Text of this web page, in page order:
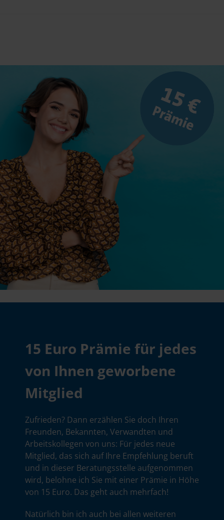
15 Euro Prämie für jedes
von Ihnen geworbene
Mitglied
Zufrieden? Dann erzählen Sie doch Ihren
Freunden, Bekannten, Verwandten und
Arbeitskollegen von uns: Für jedes neue
Mitglied, das sich auf Ihre Empfehlung beruft
und in dieser Beratungsstelle aufgenommen
wird, belohne ich Sie mit einer Prämie in Höhe
von 15 Euro. Das geht auch mehrfach!
Natürlich bin ich auch bei allen weiteren